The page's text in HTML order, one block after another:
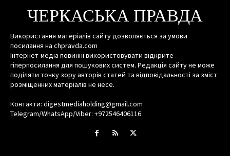
ЧЕРКАСЬКА ПРАВДА
Використання матеріалів сайту дозволяється за умови
посилання на chpravda.com
Інтернет-медіа повинні використовувати відкрите
гіперпосилання для пошукових систем. Редакція сайту не може
поділяти точку зору авторів статей та відповідальності за зміст
розміщенних матеріалів не несе.
Контакти: digestmediaholding@gmail.com
Telegram/WhatsApp/Viber: +972546406116